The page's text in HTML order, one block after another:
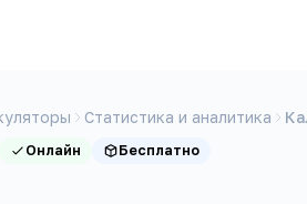
Статистика и аналитика
Онлайн
Бесплатно